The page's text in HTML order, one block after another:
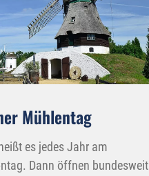
Mühlentag
es jedes Jahr am
Dann öffnen bundesweit